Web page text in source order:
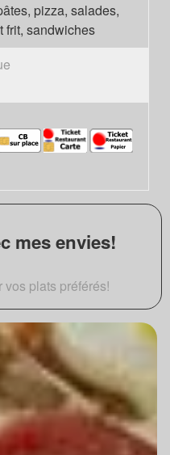
pizza, salades,
frit, sandwiches
mes envies!
plats préférés!